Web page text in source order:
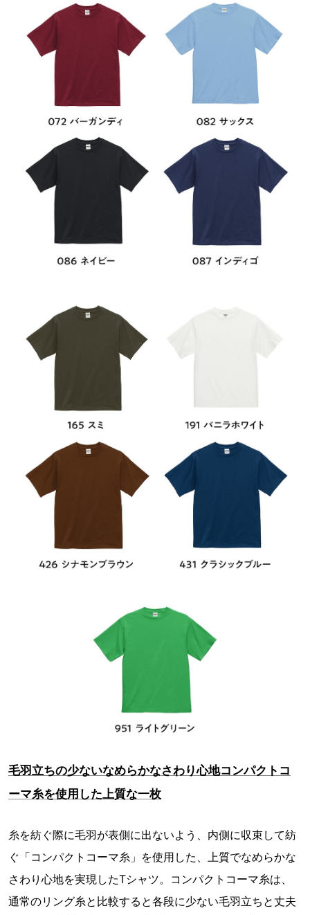
毛羽立ちの少ないなめらかなさわり心地コンパクトコ
ーマ糸を使用した上質な一枚
糸を紡ぐ際に毛羽が表側に出ないよう、内側に収束して紡
ぐ「コンパクトコーマ糸」を使用した、上質でなめらかな
さわり心地を実現したTシャツ。コンパクトコーマ糸は、
通常のリング糸と比較すると各段に少ない毛羽立ちと丈夫